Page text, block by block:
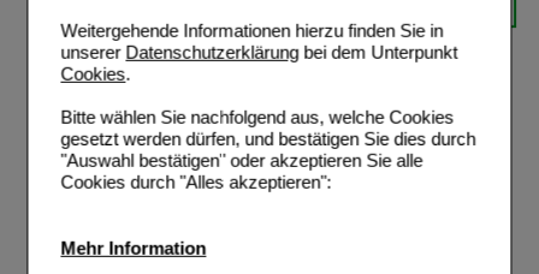
Weitergehende Informationen hierzu finden Sie in
unserer Datenschutzerklärungbei dem Unterpunkt
Cookies.
Bitte wählen Sie nachfolgend aus, welche Cookies
gesetzt werden dürfen, und bestätigen Sie dies durch
"Auswahl bestätigen" oder akzeptieren Sie alle
Cookies durch "Alles akzeptieren":
Mehr Information